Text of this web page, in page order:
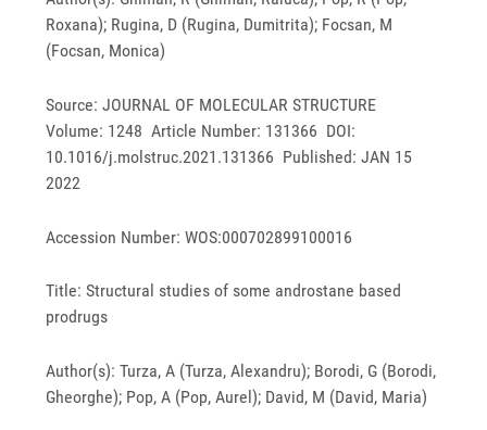
Roxana); Rugina, D (Rugina, Dumitrita); Focsan, M
(Focsan, Monica)
Source: JOURNAL OF MOLECULAR STRUCTURE
Volume: 1248 Article Number: 131366 DOI:
10.1016/j.molstruc.2021.131366 Published: JAN 15
2022
Accession Number: WOS:000702899100016
Title: Structural studies of some androstane based
prodrugs
Author(s): Turza, A (Turza, Alexandru); Borodi, G (Borodi,
Gheorghe); Pop, A (Pop, Aurel); David, M (David, Maria)